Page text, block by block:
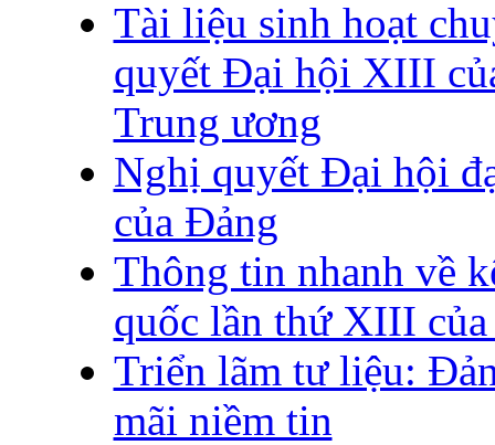
Tài liệu sinh hoạt
quyết Đại hội XIII
Trung ương
Nghị quyết Đại hội
của Đảng
Thông tin nhanh về
quốc lần thứ XIII
Triển lãm tư liệu:
mãi niềm tin